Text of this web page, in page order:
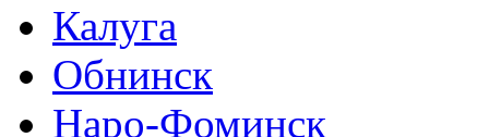
Калуга
Обнинск
Наро-Фоминск